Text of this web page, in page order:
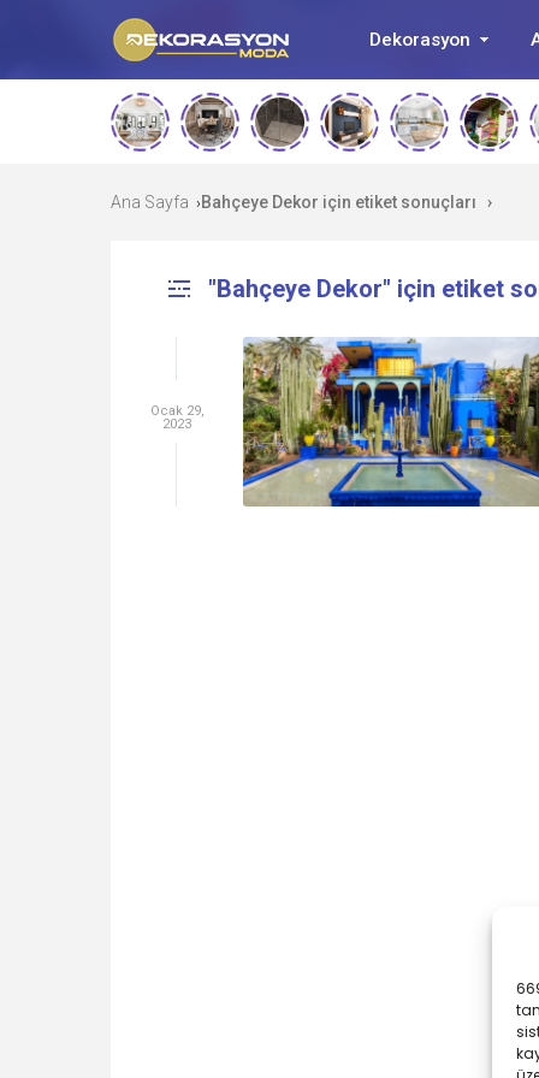
Dekorasyon
Ana Sayfa › Bahçeye Dekor için etiket sonuçları ›
"Bahçeye Dekor" için etiket
Ocak 29,
2023